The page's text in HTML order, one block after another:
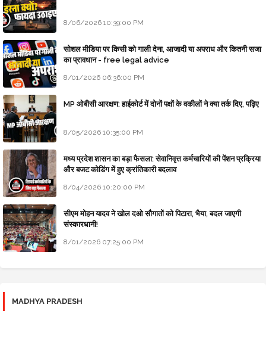
8/06/2026 10:39:00 PM
सोशल मीडिया पर किसी को गाली देना, आजादी या अपराध और कितनी सजा
का प्रावधान - free legal advice
8/01/2026 06:36:00 PM
MP ओबीसी आरक्षण: हाईकोर्ट में दोनों पक्षों के वकीलों ने क्या तर्क दिए, पढ़िए
8/05/2026 10:35:00 PM
मध्य प्रदेश शासन का बड़ा फैसला: सेवानिवृत्त कर्मचारियों की पेंशन प्रक्रिया
और बजट कोडिंग में हुए क्रांतिकारी बदलाव
8/04/2026 10:20:00 PM
सीएम मोहन यादव ने खोल दओ सौगातों को पिटारा, भैया, बदल जाएगी
संस्कारधानी!
8/01/2026 07:25:00 PM
MADHYA PRADESH